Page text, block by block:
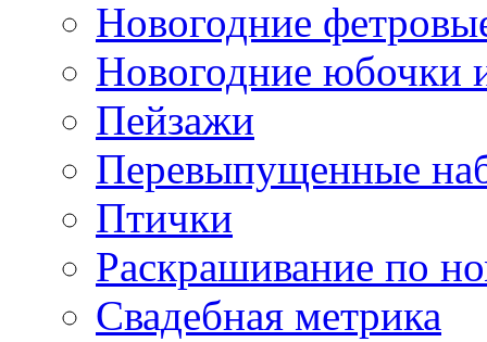
Новогодние
Новогодние юбочки
Пейзажи
Перевыпущенные
Птички
Раскрашивание по
Свадебная метрика